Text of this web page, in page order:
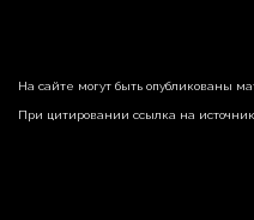
На сайте могут быть опубликованы
При цитировании ссылка на источник